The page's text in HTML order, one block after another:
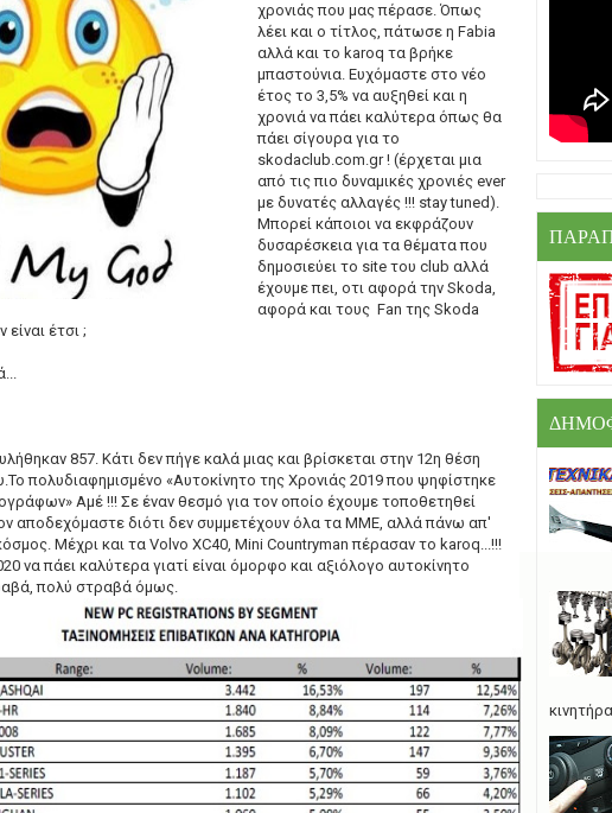
χρονιάς που μας πέρασε. Όπως
λέει και ο τίτλος, πάτωσε η Fabia
αλλά και το karoq τα βρήκε
μπαστούνια. Ευχόμαστε στο νέο
έτος το 3,5% να αυξηθεί και η
χρονιά να πάει καλύτερα όπως θα
πάει σίγουρα για το
skodaclub.com.gr ! (έρχεται μια
από τις πιο δυναμικές χρονιές ever
με δυνατές αλλαγές !!! stay tuned).
Μπορεί κάποιοι να εκφράζουν
δυσαρέσκεια για τα θέματα που
δημοσιεύει το site του club αλλά
έχουμε πει, οτι αφορά την Skoda,
αφορά και τους Fan της Skoda
είναι έτσι ;
857. Κάτι δεν πήγε καλά μιας και βρίσκεται στην 12η θέση
πολυδιαφημισμένο «Αυτοκίνητο της Χρονιάς 2019 που ψηφίστηκε
Αμέ !!! Σε έναν θεσμό για τον οποίο έχουμε τοποθετηθεί
αποδεχόμαστε διότι δεν συμμετέχουν όλα τα ΜΜΕ, αλλά πάνω απ'
Μέχρι και τα Volvo XC40, Μini Countryman πέρασαν το karoq...!!!
να πάει καλύτερα γιατί είναι όμορφο και αξιόλογο αυτοκίνητο
πολύ στραβά όμως.